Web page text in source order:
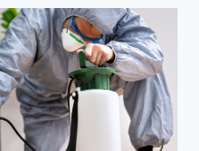
دبي
0564777188
خصم
35%